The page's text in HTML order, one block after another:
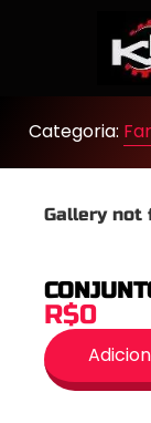
Categoria:
Gallery not
R$0